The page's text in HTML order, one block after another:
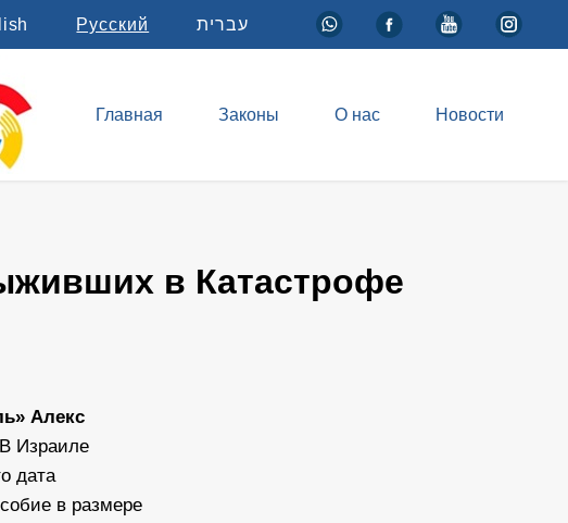
Русский עברית
Главная Законы О нас Новости
в Катастрофе
Алекс
Израиле
дата
в размере